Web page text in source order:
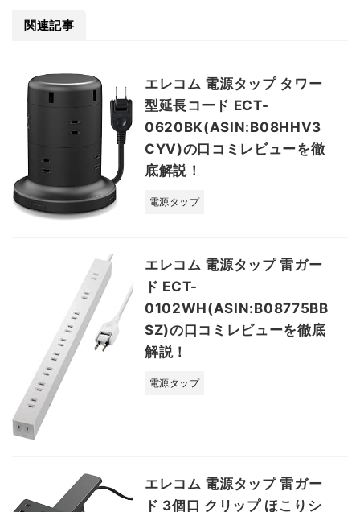
関連記事
エレコム 電源タップ タワー
型延長コード ECT-
0620BK(ASIN:B08HHV3
CYV)の口コミレビューを徹
底解説！
電源タップ
エレコム 電源タップ 雷ガー
ド ECT-
0102WH(ASIN:B08775BB
SZ)の口コミレビューを徹底
解説！
電源タップ
エレコム 電源タップ 雷ガー
ド 3個口 クリップ ほこりシ